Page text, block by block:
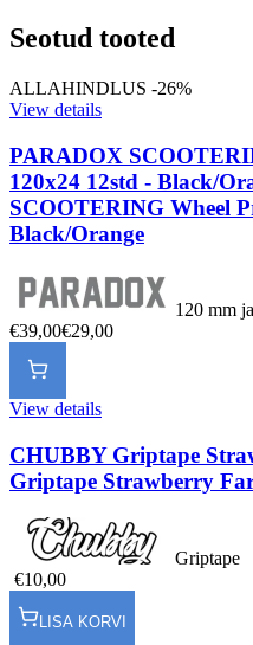
Seotud tooted
ALLAHINDLUS -26%
View details
PARADOX
120x24 12std - Black/
SCOOTERING Wheel
Black/Orange
120 mm
€39,00€29,00
View details
CHUBBY Griptape
Griptape Strawberry
Griptape
€10,00
LISA KORVI